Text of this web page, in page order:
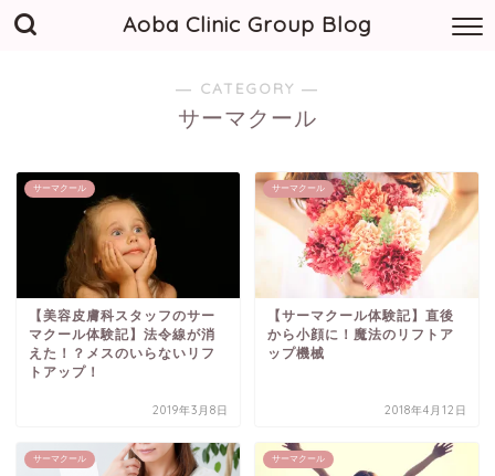
Aoba Clinic Group Blog
― CATEGORY ―
サーマクール
サーマクール
【美容皮膚科スタッフのサー
マクール体験記】法令線が消
えた！？メスのいらないリフ
トアップ！
2019年3月8日
サーマクール
【サーマクール体験記】直後
から小顔に！魔法のリフトア
ップ機械
2018年4月12日
サーマクール サーマクール